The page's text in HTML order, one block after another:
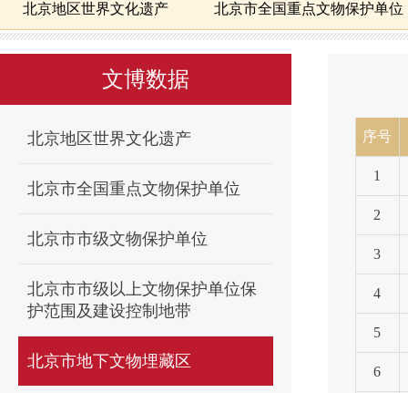
北京地区世界文化遗产 北京市全国重点文物保护单位
北京市地下文物埋藏区 北京地区备案且正常开放博物
北京市可移动文物修复资质单位信息
核心区备案且正常开放博物馆 北京文物艺术品交易指
首页>文博数据>北京市地下文物埋藏区>第四批地下文物埋
文博数据
北京地区世界文化遗产
北京市全国重点文物保护单位
北京市市级文物保护单位
北京市市级以上文物保护单位保
护范围及建设控制地带
北京市地下文物埋藏区
序号
1
2
3
4
5
6